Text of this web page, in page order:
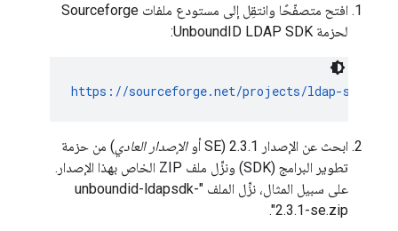
افتح متصفّحًا وانتقِل إلى مستودع ملفات Sourceforge
لحزمة UnboundID LDAP SDK:
https://sourceforge.net/projects/ldap-sdk/
ابحث عن الإصدار 2.3.1 (SE أو الإصدار العادي) من حزمة
تطوير البرامج (SDK) ونزِّل ملف ZIP الخاص بهذا الإصدار.
على سبيل المثال، نزِّل الملف "unboundid-ldapsdk-
2.3.1-se.zip".